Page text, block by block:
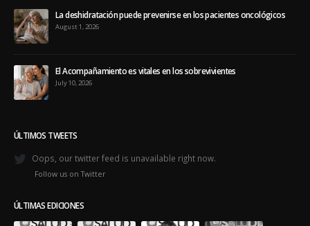
La deshidratación puede prevenirse en los pacientes oncológicos
August 1, 2026
El Acompañamiento es vitales en los sobrevivientes
July 10, 2026
ÚLTIMOS TWEETS
Oops, our twitter feed is unavailable right now.
Follow us on Twitter
ÚLTIMAS EDICIONES